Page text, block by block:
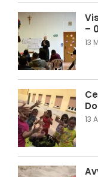
–
13
13